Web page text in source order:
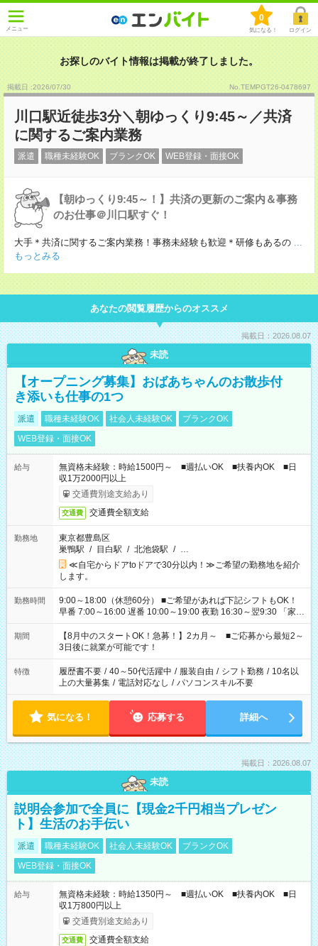
メニュー
0
気になる！ ログイン
お探しのバイト情報は掲載が終了しました。
掲載日 :2026/07/30 No.TEMPGT26-0478697
川口駅近徒歩3分＼朝ゆっくり9:45～／共済
に関するご案内業務
派遣 職種未経験OK ブランクOK WEB登録・面接OK
【朝ゆっくり9:45～！】共済の更新のご案内＆事務
のお仕事＠川口駅すぐ！
大手＊共済に関するご案内業務！事務未経験も歓迎＊研修もあるの ...
もっとみる
あなたの閲覧履歴からのオススメ
掲載日：2026.08.07
未読
【オープニング募集】おばあちゃんのお散歩付
き添いも仕事の1つ
派遣 職種未経験OK 社会人未経験OK
ブランクOK
WEB登録・面接OK
給与
無資格未経験：時給1500円～ ■週払いOK ■扶養内OK ■日
収1万2000円以上
交通費別途支給あり
交通費 交通費全額支給
勤務地
東京都豊島区
巣鴨駅 / 目白駅 / 北池袋駅 / …
≪自宅からドアtoドアで30分以内！≫ご希望の勤務地を紹介
します。
勤務時間
9:00～18:00（休憩60分） ■ご希望があれば下記シフトもOK！
早番 7:00～16:00 遅番 10:00～19:00 夜勤 16:30～翌9:30 「家族
と休みを合わせたい」 「余裕を持って夕飯の準備がしたい」
「できれば残業はしたくない」 など、ご希望を教えてください
ね。 ※Wワーク希望の方へ 今ご覧のお仕事で希望する勤務時間
と、もう1つのお仕事の勤務時間。 合計で週40時間を超える場
合は応募できません。
期間
【8月中のスタートOK！急募！】2カ月～ ■ご応募から最短2～
3日後に就業が可能です！
特徴 履歴書不要 / 40～50代活躍中 / 服装自由 / シフト勤務 / 10名以
上の大量募集 / 電話対応なし / パソコンスキル不要
気になる！ 応募する 詳細へ
掲載日：2026.08.07
未読
説明会参加で全員に【現金2千円相当プレゼン
ト】生活のお手伝い
派遣 職種未経験OK 社会人未経験OK
ブランクOK
WEB登録・面接OK
給与
無資格未経験：時給1350円～ ■週払いOK ■扶養内OK ■日
収1万800円以上
交通費別途支給あり
交通費 交通費全額支給